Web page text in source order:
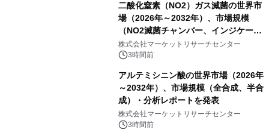
二酸化窒素（NO2）ガス滅菌の世界市
場（2026年～2032年）、市場規模
（NO2滅菌チャンバー、インジケータ
ーおよびモニタリングシステム、その
他）・分析レポートを発表
株式会社マーケットリサーチセンター
3時間前
アルテミシニン酸の世界市場（2026年
～2032年）、市場規模（全合成、半合
成）・分析レポートを発表
株式会社マーケットリサーチセンター
3時間前